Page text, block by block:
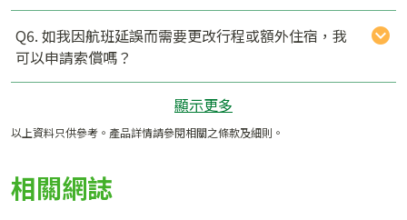
Q6. 如我因航班延誤而需要更改行程或額外住宿，我
可以申請索償嗎？
顯示更多
以上資料只供參考。產品詳情請參閱相關之條款及細則。
相關網誌